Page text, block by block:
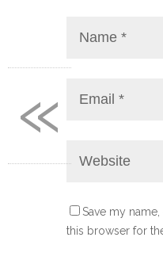
Save my
this browser for
«